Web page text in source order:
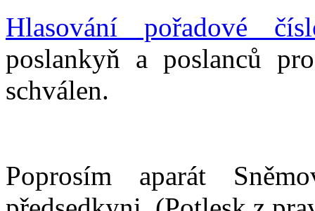
Hlasování pořadové
poslankyň a poslanců
schválen.
Poprosím aparát